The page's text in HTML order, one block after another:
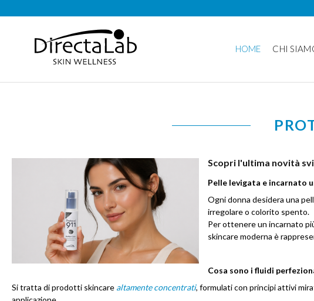
HOME CHI
Scopri l'ultima novità
Pelle levigata e incarnato
Ogni donna desidera una
irregolare o colorito spento.
Per ottenere un incarnato
skincare moderna è
Cosa sono i fluidi
Si tratta di prodotti skincare altamente concentrati, formulati con principi attivi